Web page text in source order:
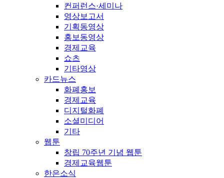
컨퍼런스·세미나
영상보고서
기획동영상
홍보동영상
경제교육
쇼츠
기타영상
카드뉴스
화폐홍보
경제교육
디지털화폐
소셜미디어
기타
웹툰
창립 70주년 기념 웹툰
경제교육웹툰
한은소식